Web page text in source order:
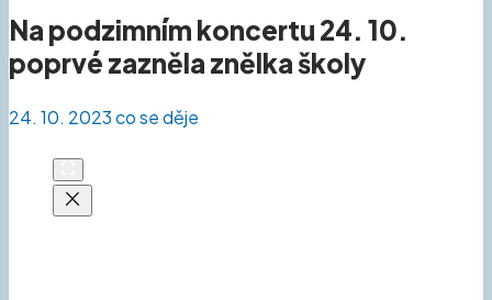
Na podzimním koncertu 24. 10.
poprvé zazněla znělka školy
24. 10. 2023co se děje